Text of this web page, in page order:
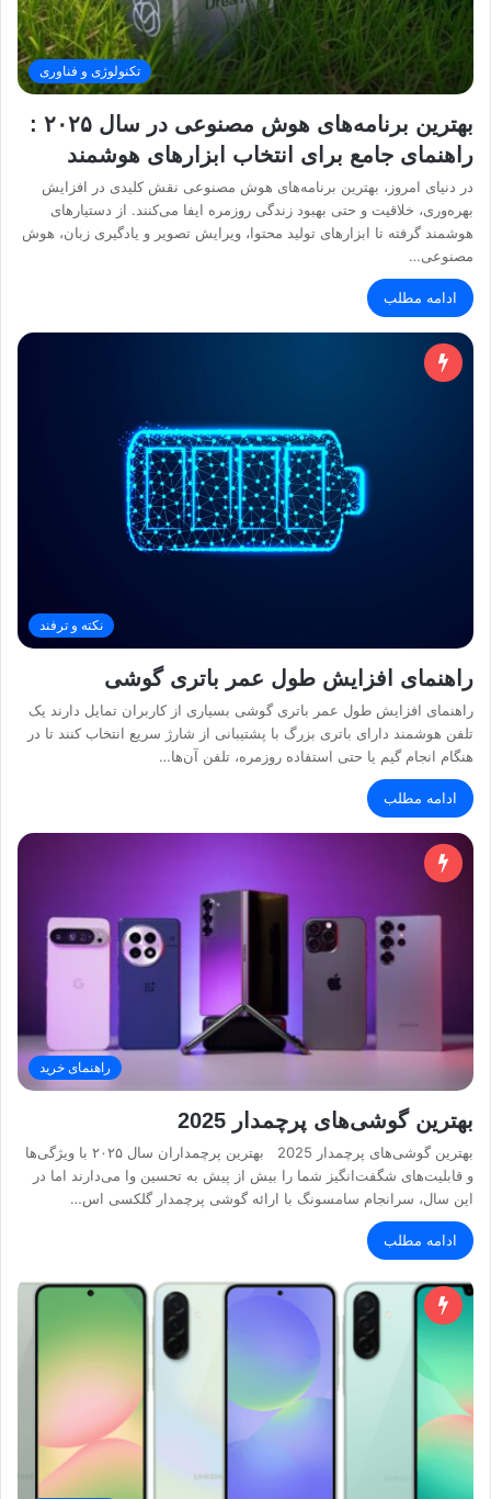
تکنولوژی و فناوری
بهترین برنامه‌های هوش مصنوعی در سال ۲۰۲۵ :
راهنمای جامع برای انتخاب ابزارهای هوشمند
در دنیای امروز، بهترین برنامه‌های هوش مصنوعی نقش کلیدی در افزایش
بهره‌وری، خلاقیت و حتی بهبود زندگی روزمره ایفا می‌کنند. از دستیارهای
هوشمند گرفته تا ابزارهای تولید محتوا، ویرایش تصویر و یادگیری زبان، هوش
مصنوعی…
ادامه مطلب
نکته و ترفند
راهنمای افزایش طول عمر باتری گوشی
راهنمای افزایش طول عمر باتری گوشی بسیاری از کاربران تمایل دارند یک
تلفن هوشمند دارای باتری بزرگ با پشتیبانی از شارژ سریع انتخاب کنند تا در
هنگام انجام گیم یا حتی استفاده روزمره، تلفن آن‌ها…
ادامه مطلب
راهنمای خرید
بهترین گوشی‌های پرچمدار 2025
بهترین گوشی‌های پرچمدار 2025 بهترین پرچمداران سال ۲۰۲۵ با ویژگی‌ها
و قابلیت‌های شگفت‌انگیز شما را بیش از پیش به تحسین وا می‌دارند اما در
این سال، سرانجام سامسونگ با ارائه گوشی پرچمدار گلکسی اس…
ادامه مطلب